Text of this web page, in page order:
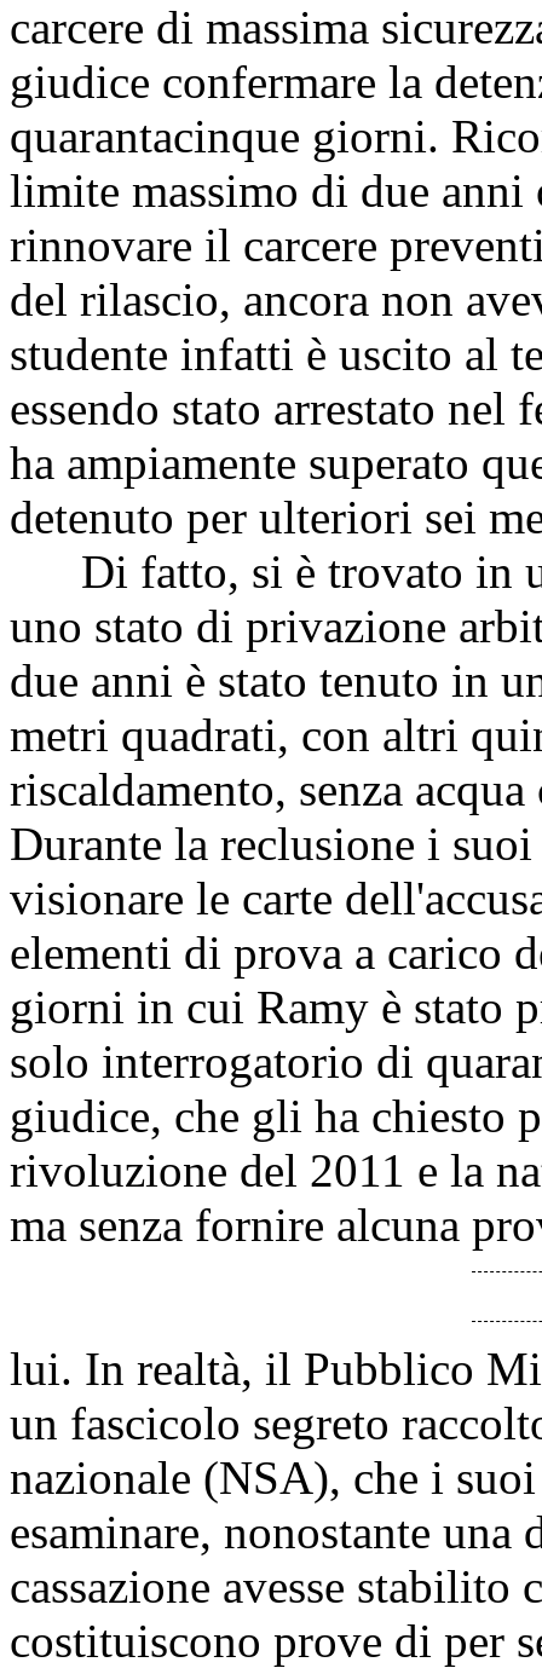
carcere di massima
giudice confermare la
quarantacinque giorni.
limite massimo di due
rinnovare il carcere
del rilascio, ancora non
studente infatti è uscito al
essendo stato arrestato nel
ha ampiamente superato
detenuto per ulteriori sei
Di fatto, si è trovato in
uno stato di privazione
due anni è stato tenuto in
metri quadrati, con altri
riscaldamento, senza
Durante la reclusione i
visionare le carte
elementi di prova a carico
giorni in cui Ramy è stato
solo interrogatorio di
giudice, che gli ha chiesto
rivoluzione del 2011 e la
ma senza fornire alcuna
lui. In realtà, il Pubblico
un fascicolo segreto
nazionale (NSA), che i
esaminare, nonostante
cassazione avesse
costituiscono prove di per